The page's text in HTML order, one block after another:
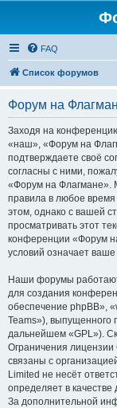
FAQ
Список форумов
Форум на
Заходя на
«наш», «Форум на
подтверждаете своё
согласны с ними,
«Форум на Флагмане».
правила в любое
этом, однако с вашей
просматривать этот
конференции «Форум
условий означает
Наши форумы
для создания
обеспечение phpBB»,
Teams»), выпущенного
дальнейшем «GPL»).
Ограничения лицензии
связаны с
Limited не несёт
определяет в
За дополнительной